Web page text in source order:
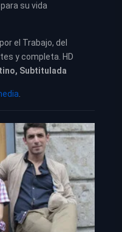
su vida
por el Trabajo, del
y completa. HD
Subtitulada